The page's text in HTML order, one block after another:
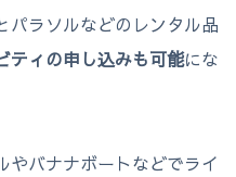
パラソルなどのレンタル品
ティの申し込みも可能にな
やバナナボートなどでライ